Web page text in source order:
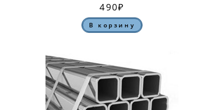
490₽
В корзину